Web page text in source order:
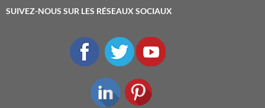
SUIVEZ-NOUS SUR LES RÉSEAUX SOCIAUX